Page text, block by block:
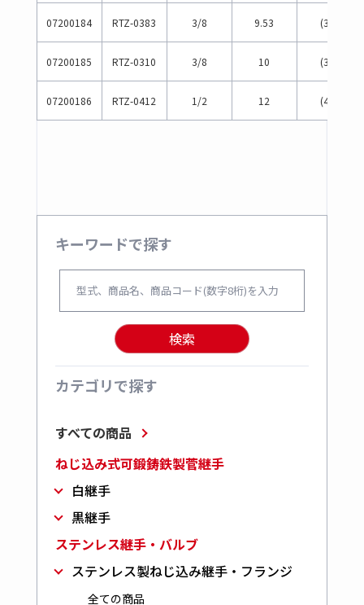
07200184 RTZ-0383 3/8 9.53 (39)
07200185 RTZ-0310 3/8 10 (39)
07200186 RTZ-0412 1/2 12 (44)
キーワードで探す
検索
カテゴリで探す
すべての商品
ねじ込み式可鍛鋳鉄製菅継手
白継手
黒継手
ステンレス継手・バルブ
ステンレス製ねじ込み継手・フランジ
全ての商品